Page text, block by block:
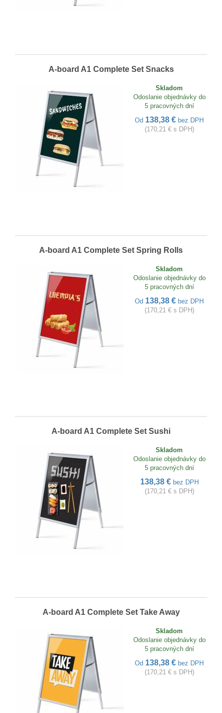
A-board A1 Complete Set Snacks
Skladom
Odoslanie objednávky do
5 pracovných dní
Od 138,38 € bez DPH
(170,21 € s DPH)
A-board A1 Complete Set Spring Rolls
Skladom
Odoslanie objednávky do
5 pracovných dní
Od 138,38 € bez DPH
(170,21 € s DPH)
A-board A1 Complete Set Sushi
Skladom
Odoslanie objednávky do
5 pracovných dní
138,38 € bez DPH
(170,21 € s DPH)
A-board A1 Complete Set Take Away
Skladom
Odoslanie objednávky do
5 pracovných dní
Od 138,38 € bez DPH
(170,21 € s DPH)